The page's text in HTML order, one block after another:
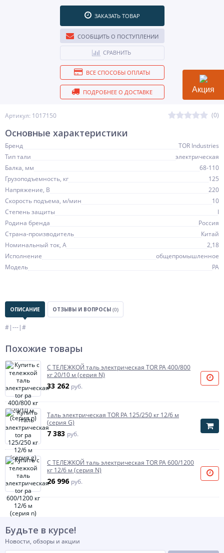
Артикул: 1017150 (0)
ЗАКАЗАТЬ ТОВАР
СООБЩИТЬ О ПОСТУПЛЕНИИ
СРАВНИТЬ
ВСЕ СПОСОБЫ ОПЛАТЫ
ПОДРОБНЕЕ О ДОСТАВКЕ
Основные характеристики
Бренд
TOR Industries
Тип тали
электрическая
Балка, мм
68-110
Грузоподъемность, кг
125
Напряжение, В
220
Скорость подъема, м/мин
10
Степень защиты
I
Родина бренда
Россия
Страна-производитель
Китай
Номинальный ток, А
2,18
Исполнение
общепромышленное
Модель
PA
ОПИСАНИЕ ОТЗЫВЫ И ВОПРОСЫ (0)
#|---|#
Похожие товары
С ТЕЛЕЖКОЙ таль электрическая TOR PA 400/800
кг 20/10 м (серия N)
33 262 руб.
Таль электрическая TOR PA 125/250 кг 12/6 м
(серия G)
7 383 руб.
С ТЕЛЕЖКОЙ таль электрическая TOR PA 600/1200
кг 12/6 м (серия N)
26 996 руб.
Будьте в курсе!
Новости, обзоры и акции
Акция